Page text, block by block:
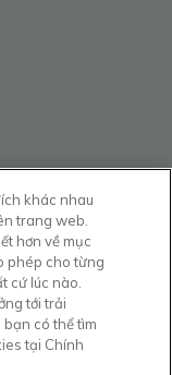
khác nhau
trang web.
hơn về mục
phép cho từng
cứ lúc nào.
tới trải
có thể tìm
tại Chính